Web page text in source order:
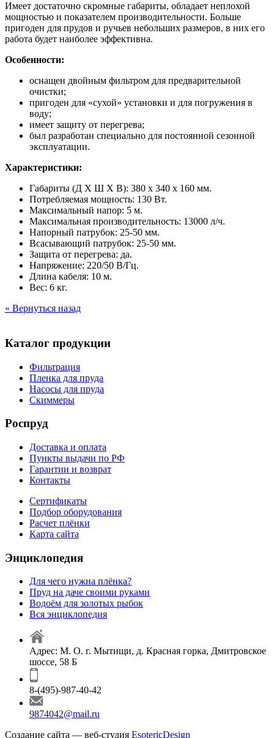
Имеет достаточно скромные габариты, обладает неплохой
мощностью и показателем производительности. Больше
пригоден для прудов и ручьев небольших размеров, в них его
работа будет наиболее эффективна.
Особенности:
оснащен двойным фильтром для предварительной
очистки;
пригоден для «сухой» установки и для погружения в
воду;
имеет защиту от перегрева;
был разработан специально для постоянной сезонной
эксплуатации.
Характеристики:
Габариты (Д Х Ш Х В): 380 х 340 х 160 мм.
Потребляемая мощность: 130 Вт.
Максимальный напор: 5 м.
Максимальная производительность: 13000 л/ч.
Напорный патрубок: 25-50 мм.
Всасывающий патрубок: 25-50 мм.
Защита от перегрева: да.
Напряжение: 220/50 В/Гц.
Длина кабеля: 10 м.
Вес: 6 кг.
« Вернуться назад
Каталог продукции
Фильтрация
Пленка для пруда
Насосы для пруда
Скиммеры
Роспруд
Доставка и оплата
Пункты выдачи по РФ
Гарантии и возврат
Контакты
Сертификаты
Подбор оборудования
Расчет плёнки
Карта сайта
Энциклопедия
Для чего нужна плёнка?
Пруд на даче своими руками
Водоём для золотых рыбок
Вся энциклопедия
Адрес: М. О. г. Мытищи, д. Красная горка, Дмитровское
шоссе, 58 Б
8-(495)-987-40-42
9874042@mail.ru
Создание сайта — веб-студия EsotericDesign